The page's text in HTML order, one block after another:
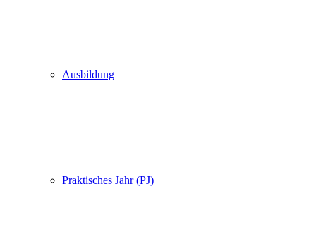
Ausbildung
Praktisches Jahr (PJ)